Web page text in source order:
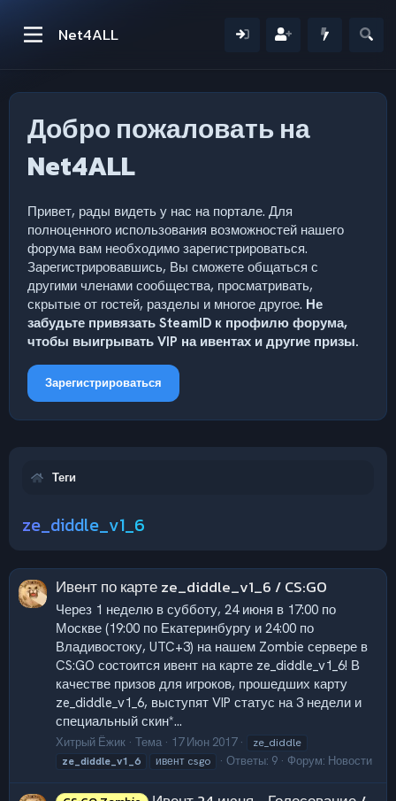
Net4ALL
Добро пожаловать на
Net4ALL
Привет, рады видеть у нас на портале. Для
полноценного использования возможностей нашего
форума вам необходимо зарегистрироваться.
Зарегистрировавшись, Вы сможете общаться с
другими членами сообщества, просматривать,
скрытые от гостей, разделы и многое другое. Не
забудьте привязать SteamID к профилю форума,
чтобы выигрывать VIP на ивентах и другие призы.
Зарегистрироваться
Теги
ze_diddle_v1_6
Ивент по карте ze_diddle_v1_6 / CS:GO
Через 1 неделю в субботу, 24 июня в 17:00 по
Москве (19:00 по Екатеринбургу и 24:00 по
Владивостоку, UTC+3) на нашем Zombie сервере в
CS:GO состоится ивент на карте ze_diddle_v1_6! В
качестве призов для игроков, прошедших карту
ze_diddle_v1_6, выступят VIP статус на 3 недели и
специальный скин*...
Хитрый Ёжик Тема 17 Июн 2017
ze_diddle
ze_diddle_v1_6
ивент csgo Ответы: 9 Форум: Новости